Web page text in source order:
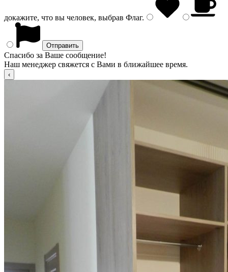
докажите, что вы человек, выбрав Флаг.
Спасибо за Ваше сообщение!
Наш менеджер свяжется с Вами в ближайшее время.